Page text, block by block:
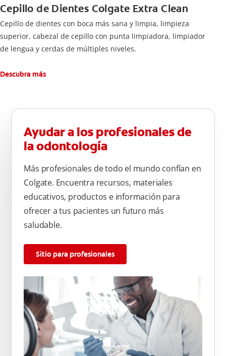
Cepillo de Dientes Colgate Extra Clean
Cepillo de dientes con boca más sana y limpia, limpieza
superior, cabezal de cepillo con punta limpiadora, limpiador
de lengua y cerdas de múltiples niveles.
Descubra más
Ayudar a los profesionales de
la odontología
Más profesionales de todo el mundo confían en
Colgate. Encuentra recursos, materiales
educativos, productos e información para
ofrecer a tus pacientes un futuro más
saludable.
Sitio para profesionales